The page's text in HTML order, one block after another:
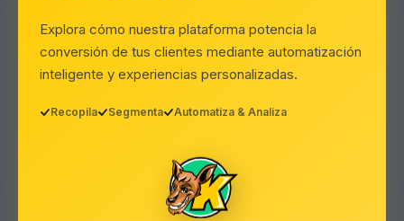
Explora cómo nuestra plataforma potencia la
conversión de tus clientes mediante automatización
inteligente y experiencias personalizadas.
Recopila Segmenta Automatiza & Analiza